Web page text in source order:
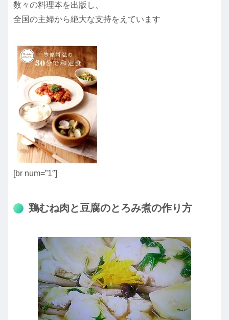
数々の料理本を出版し、
全国の主婦から絶大な支持をえています
[br num=”1″]
鶏むね肉と豆腐のとろみ煮の作り方